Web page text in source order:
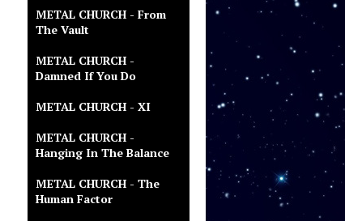
METAL CHURCH - From
The Vault
METAL CHURCH -
Damned If You Do
METAL CHURCH - XI
METAL CHURCH -
Hanging In The Balance
METAL CHURCH - The
Human Factor